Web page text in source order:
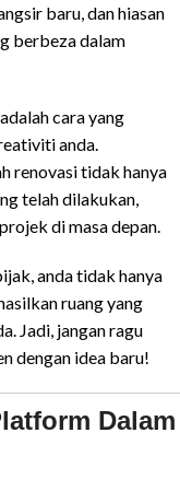
baru, dan hiasan
berbeza dalam
adalah cara yang
anda.
renovasi tidak hanya
telah dilakukan,
di masa depan.
anda tidak hanya
ruang yang
Jadi, jangan ragu
dengan idea baru!
Dalam